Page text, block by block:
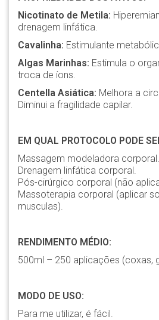
Nicotinato de Metila:
drenagem linfática.
Cavalinha: Estimulante
Algas Marinhas: Estimula o
troca de íons.
Centella Asiática: Melhora a
Diminui a fragilidade capilar.
EM QUAL PROTOCOLO PODE
Massagem modeladora corporal.
Drenagem linfática corporal.
Pós-cirúrgico corporal (não
Massoterapia corporal (aplicar
musculas).
RENDIMENTO MÉDIO:
500ml – 250 aplicações (coxas,
MODO DE USO:
Para me utilizar, é fácil.